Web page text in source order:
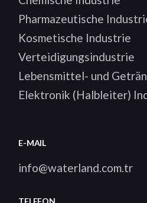
Pharmazeutische
Kosmetische Industrie
Verteidigungsindustrie
Lebensmittel- und
Elektronik (Halbleiter)
E-MAIL
info@waterland.com.tr